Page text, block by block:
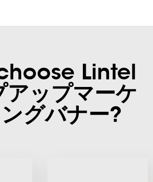
Lintel
アップマーケ
グバナー?